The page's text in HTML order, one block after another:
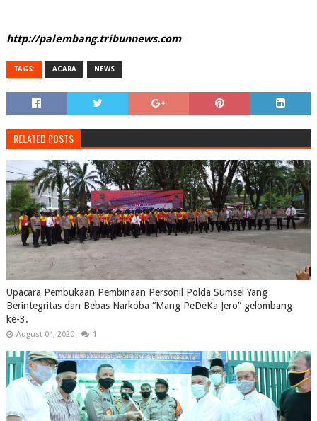
http://palembang.tribunnews.com
TAGS: ACARA NEWS
RELATED POSTS
Upacara Pembukaan Pembinaan Personil Polda Sumsel Yang
Berintegritas dan Bebas Narkoba “Mang PeDeKa Jero” gelombang
ke-3.
August 04, 2020 1